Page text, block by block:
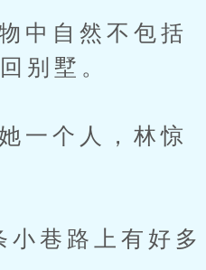
自然不包括
别墅。
个人，林惊
巷路上有好多